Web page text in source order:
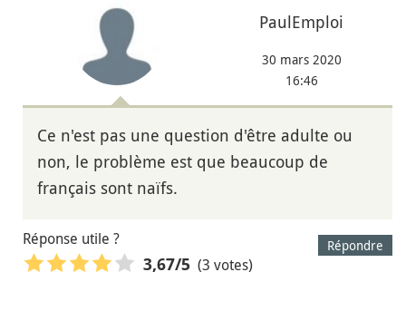
PaulEmploi
30 mars 2020
16:46
Ce n'est pas une question d'être adulte ou
non, le problème est que beaucoup de
français sont naïfs.
Répondre
Réponse utile ?
3,67/5 (3 votes)